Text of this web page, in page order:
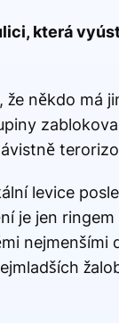
která
někdo má
levice
je jen
nejmenšími